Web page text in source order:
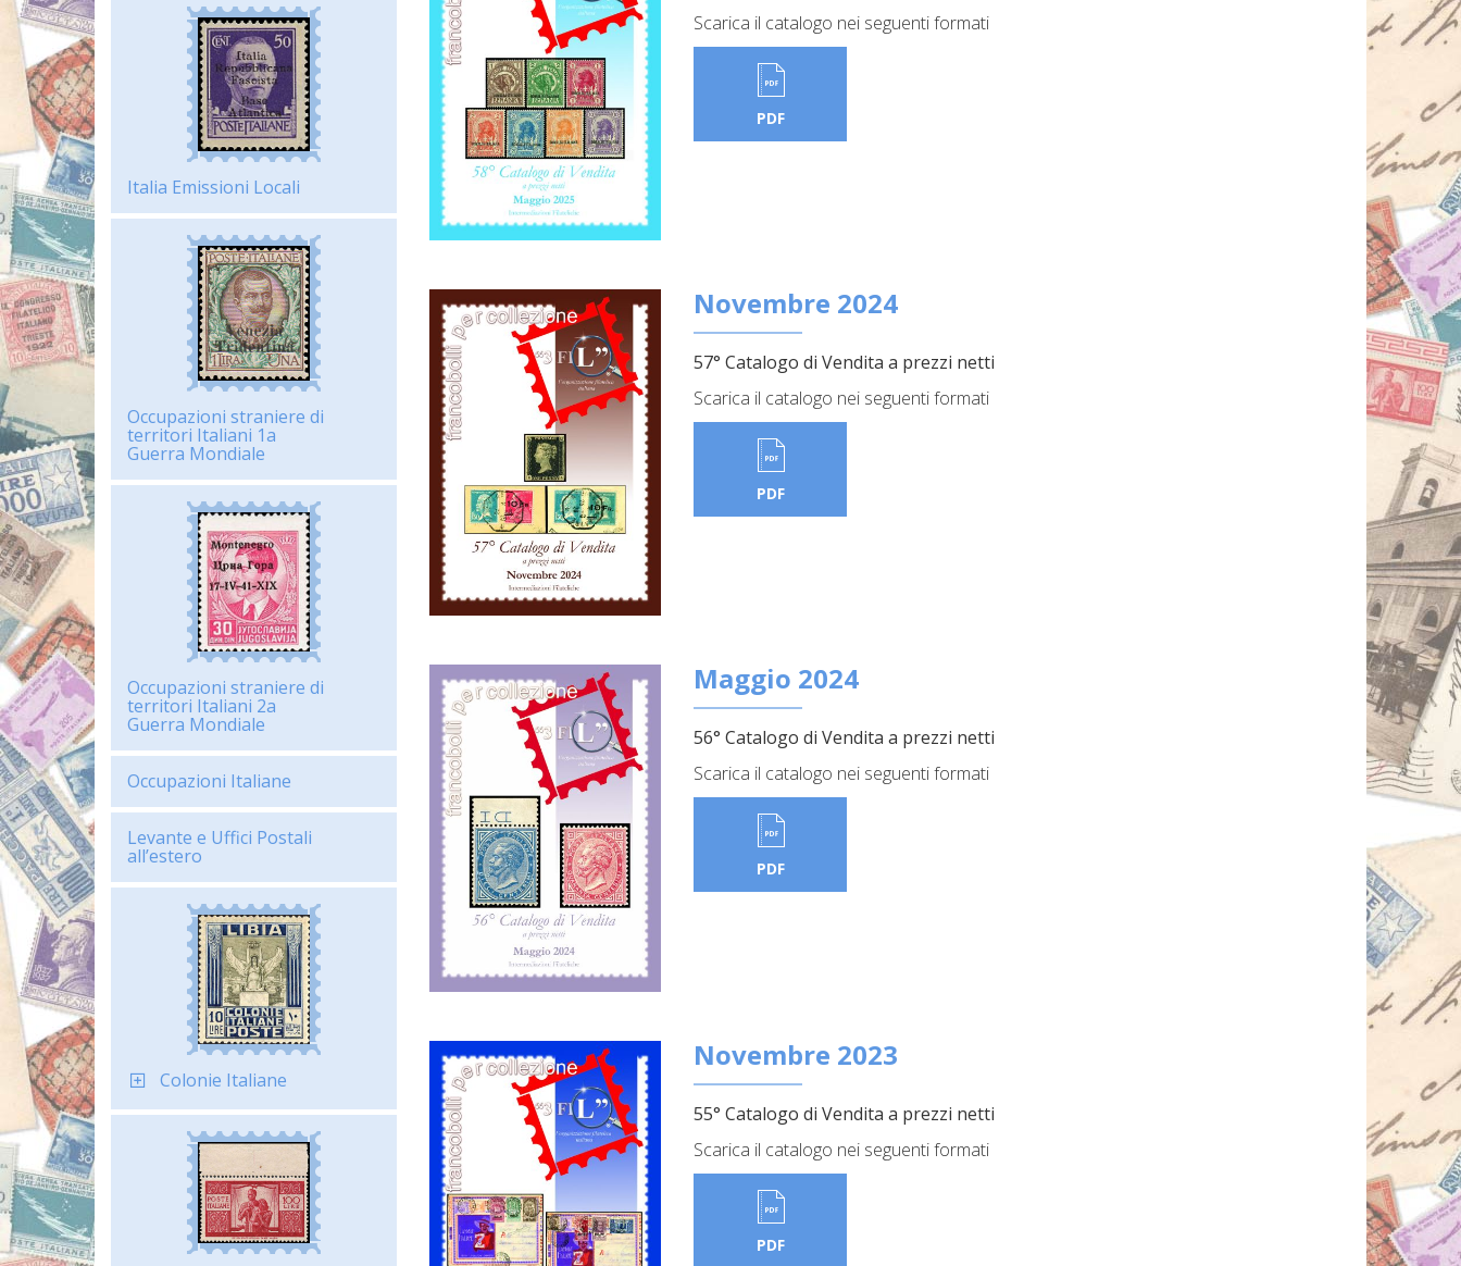
Italia Emissioni Locali
Occupazioni straniere di
territori Italiani 1a
Guerra Mondiale
Occupazioni straniere di
territori Italiani 2a
Guerra Mondiale
Occupazioni Italiane
Levante e Uffici Postali
all’estero
Colonie Italiane
Scarica il catalogo nei seguenti formati
PDF
Novembre 2024
57° Catalogo di Vendita a prezzi netti
Scarica il catalogo nei seguenti formati
PDF
Maggio 2024
56° Catalogo di Vendita a prezzi netti
Scarica il catalogo nei seguenti formati
PDF
Novembre 2023
55° Catalogo di Vendita a prezzi netti
Scarica il catalogo nei seguenti formati
PDF